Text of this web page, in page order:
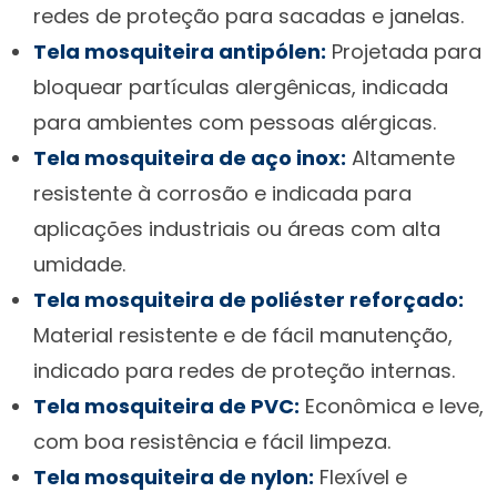
redes de proteção para sacadas e janelas.
Tela mosquiteira antipólen: Projetada para
bloquear partículas alergênicas, indicada
para ambientes com pessoas alérgicas.
Tela mosquiteira de aço inox: Altamente
resistente à corrosão e indicada para
aplicações industriais ou áreas com alta
umidade.
Tela mosquiteira de poliéster reforçado:
Material resistente e de fácil manutenção,
indicado para redes de proteção internas.
Tela mosquiteira de PVC: Econômica e leve,
com boa resistência e fácil limpeza.
Tela mosquiteira de nylon: Flexível e